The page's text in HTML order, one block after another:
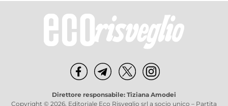
Direttore responsabile: Tiziana Amodei
Copyright © 2026, Editoriale Eco Risveglio srl a socio unico – Partita